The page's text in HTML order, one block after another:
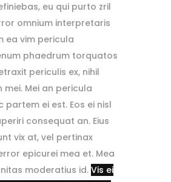
eu qui purto zril
omnium interpretaris
ea vim pericula
phaedrum torquatos
periculis ex, nihil
mei. Mei an pericula
partem ei est. Eos ei nisl
consequat an. Eius
vix at, vel pertinax
epicurei mea et. Mea
moderatius id. Vis ei